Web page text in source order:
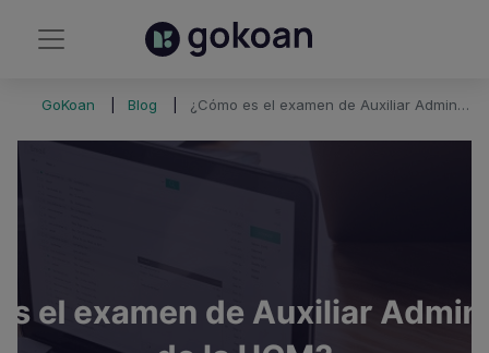
GoKoan Blog ¿Cómo es el examen de Auxiliar Administrativo de la Universidad Complutense de Madrid?